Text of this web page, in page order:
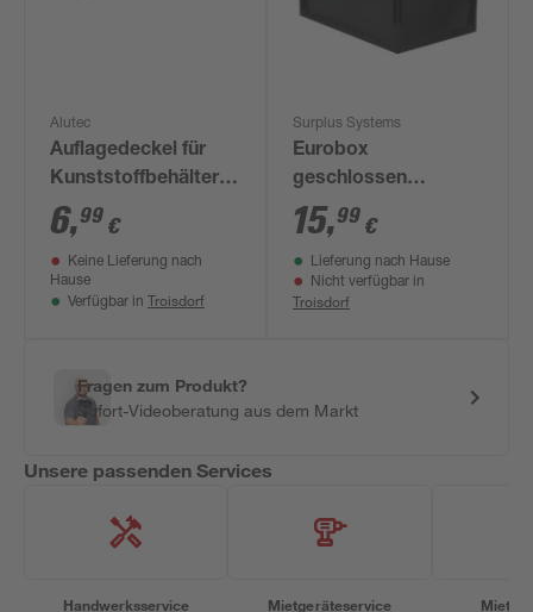
Alutec
Auflagedeckel für
Kunststoffbehälter
grau 60 x 40 cm
6,99 €
Keine Lieferung nach
Hause
Verfügbar in Troisdorf
Surplus Systems
Eurobox
geschlossen
schwarz 60 x 40 x 32
cm 62 l
15,99 €
Lieferung nach Hause
Nicht verfügbar in
Troisdorf
Fragen zum Produkt?
Sofort-Videoberatung aus dem Markt
Unsere passenden Services
Handwerksservice Mietgeräteservice